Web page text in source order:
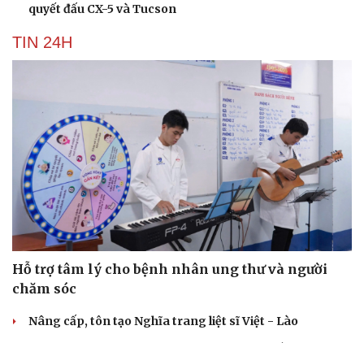
quyết đấu CX-5 và Tucson
TIN 24H
Hỗ trợ tâm lý cho bệnh nhân ung thư và người
chăm sóc
Nâng cấp, tôn tạo Nghĩa trang liệt sĩ Việt - Lào